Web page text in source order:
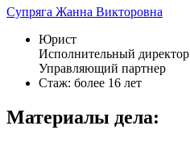
Супряга Жанна Викторовна
Юрист
Исполнительный директор
Управляющий партнер
Стаж: более 16 лет
Материалы дела: